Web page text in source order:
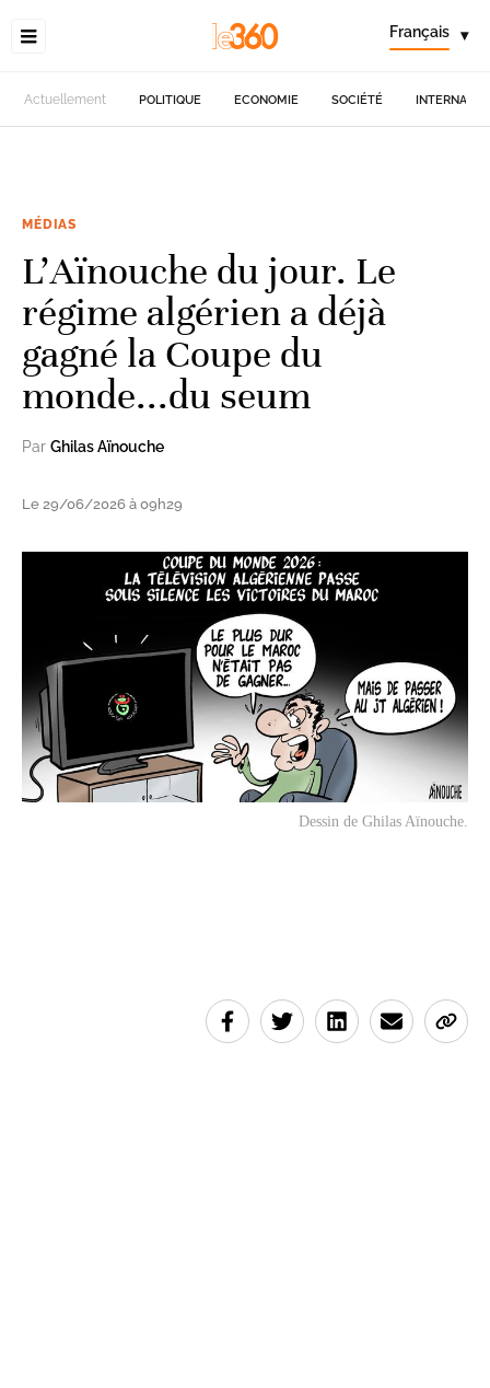
Français ▾
Actuellement POLITIQUE ECONOMIE SOCIÉTÉ
MÉDIAS
L’Aïnouche du jour. Le
régime algérien a déjà
gagné la Coupe du
monde...du seum
Par Ghilas Aïnouche
Le 29/06/2026 à 09h29
Dessin de Ghilas Aïnouche.